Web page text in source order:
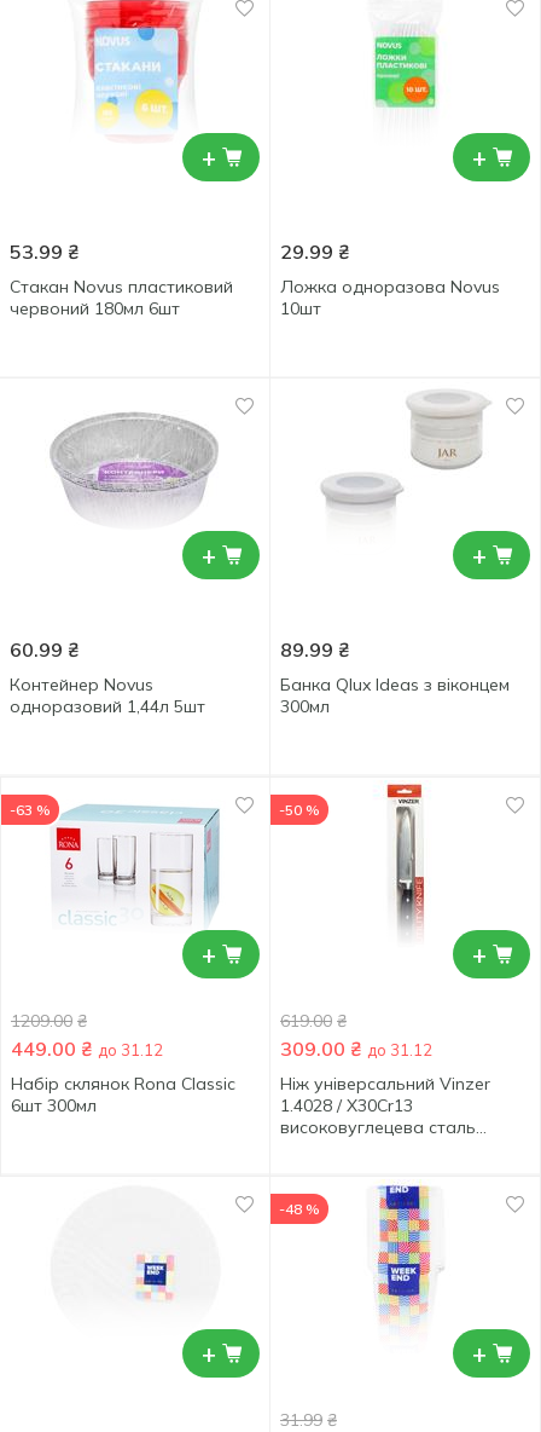
+
53.99 ₴
Стакан Novus пластиковий
червоний 180мл 6шт
+
29.99 ₴
Ложка одноразова Novus
10шт
+
60.99 ₴
Контейнер Novus
одноразовий 1,44л 5шт
+
89.99 ₴
Банка Qlux Ideas з віконцем
300мл
+
-63 %
1209.00 ₴
449.00 ₴ до 31.12
Набір склянок Rona Classic
6шт 300мл
+
-50 %
619.00 ₴
309.00 ₴ до 31.12
Ніж універсальний Vinzer
1.4028 / X30Cr13
високовуглецева сталь
+ +
-48 %
31.99 ₴